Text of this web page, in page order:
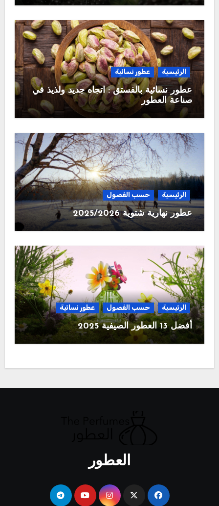
الرئيسية عطور نسائية
عطور نسائية بالفستق : اتجاه جديد ولذيذ في
صناعة العطور
الرئيسية حسب الفصول
عطور نهارية شتوية 2025/2026
الرئيسية حسب الفصول عطور نسائية
أفضل 13 العطور الصيفية 2025
العطور